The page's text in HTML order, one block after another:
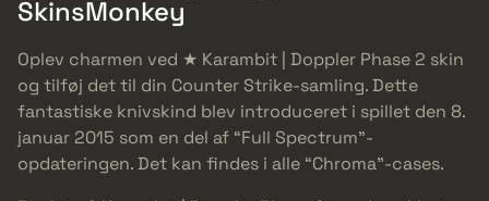
SkinsMonkey
Oplev charmen ved ★ Karambit | Doppler Phase 2 skin
og tilføj det til din Counter Strike-samling. Dette
fantastiske knivskind blev introduceret i spillet den 8.
januar 2015 som en del af “Full Spectrum”-
opdateringen. Det kan findes i alle “Chroma”-cases.